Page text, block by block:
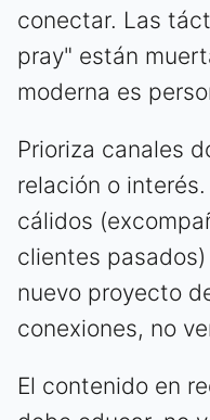
conectar. Las
pray" están
moderna es
Prioriza canales
relación o
cálidos
clientes
nuevo proyecto
conexiones, no
El contenido en